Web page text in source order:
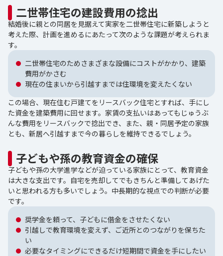
二世帯住宅の建設費用の捻出
結婚後に親との同居を見据えて実家を二世帯住宅に新築しようと
考えた際、計画を進めるにあたって次のような課題が考えられま
す。
二世帯住宅のためさまざまな設備にコストがかかり、建築
費用がかさむ
現在の住まいから引越すまでは住環境を変えたくない
この場合、現在住む戸建てをリースバック住宅とすれば、手にし
た資金を建築費用に回せます。家賃の支払いはあってもじゅうぶ
んな費用をリースバックで捻出でき、また、親・同居予定の家族
とも、新居へ引越すまで今の暮らしを維持できるでしょう。
子どもや孫の教育資金の確保
子どもや孫の大学進学などが迫っている家族にとって、教育資金
は大きな支出です。自宅を売却してでもきちんと準備してあげた
いと思われる方も多いでしょう。中長期的な視点での判断が必要
です。
奨学金を頼って、子どもに借金をさせたくない
引越しで教育環境を変えず、ご近所とのつながりを保ちた
い
必要なタイミングにできるだけ短期間で資金を手にしたい